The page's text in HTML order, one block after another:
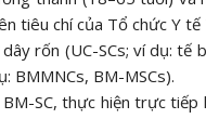
tiêu chí của Tổ chức Y tế
rốn (UC-SCs; ví dụ: tế
BMMNCs, BM-MSCs).
SC, thực hiện trực